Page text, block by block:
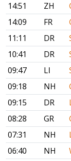
14:51
ZH
14:09
FR
11:11
DR
10:41
DR
09:47
LI
09:18
NH
09:15
DR
08:28
GR
07:31
NH
06:40
NH